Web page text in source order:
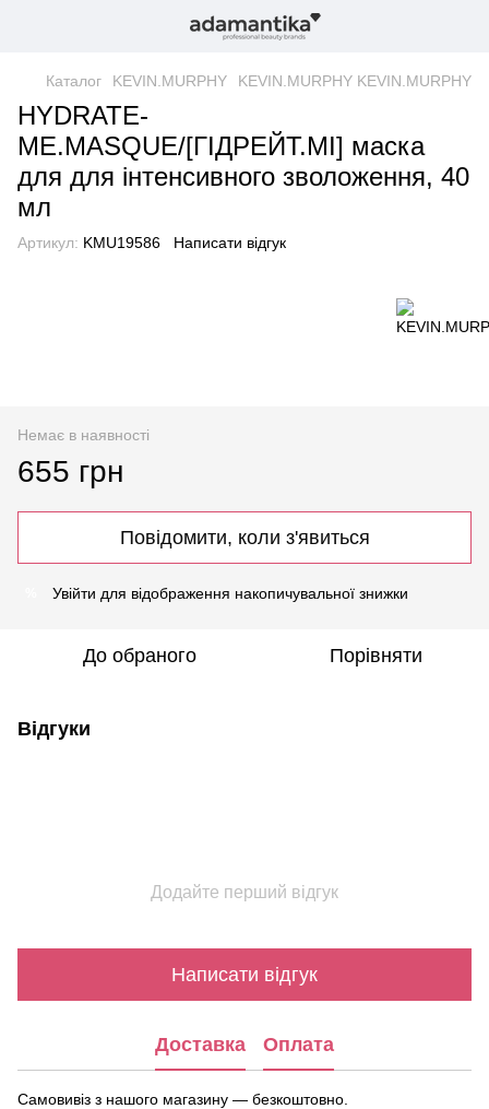
Каталог KEVIN.MURPHY KEVIN.MURPHY KEVIN.MURPHY
HYDRATE-
ME.MASQUE/[ГІДРЕЙТ.МІ] маска
для для інтенсивного зволоження, 40
мл
Артикул: KMU19586 Написати відгук
Немає в наявності
655 грн
Повідомити, коли з'явиться
Увійти для відображення накопичувальної знижки
До обраного Порівняти
Відгуки
Додайте перший відгук
Написати відгук
Доставка Оплата
Самовивіз з нашого магазину — безкоштовно.